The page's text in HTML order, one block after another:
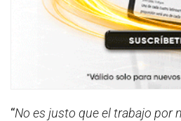
“No es justo que el trabajo por